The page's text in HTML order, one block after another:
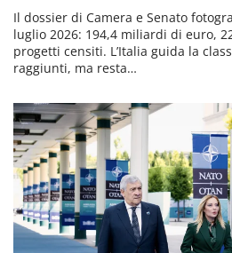
Il dossier di Camera e Senato
luglio 2026: 194,4 miliardi di euro,
progetti censiti. L’Italia guida la
raggiunti, ma resta…